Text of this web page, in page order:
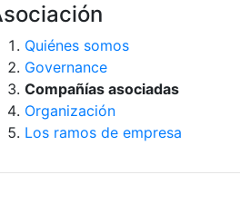
Quiénes somos
Governance
Compañías asociadas
Organización
Los ramos de empresa